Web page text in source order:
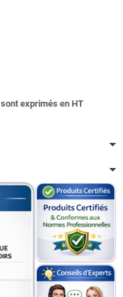
exprimés en HT